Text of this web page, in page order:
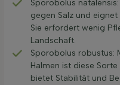
Sporobolus
gegen Salz und
Sie erfordert wenig
Landschaft.
Sporobolus robustus:
Halmen ist diese
bietet Stabilität und